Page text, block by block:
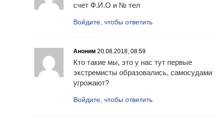
счет Ф.И.О и № тел
Войдите, чтобы ответить
Аноним 20.08.2018, 08:59
Кто такие мы, это у нас тут первые
экстремисты образовались, самосудами
угрожают?
Войдите, чтобы ответить